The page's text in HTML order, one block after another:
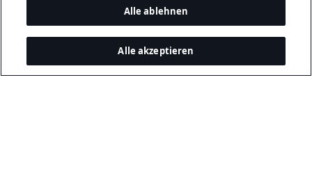
Alle ablehnen
Alle akzeptieren